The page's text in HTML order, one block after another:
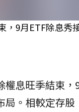
，9月ETF除息秀
權息旺季結束，
局。相較定存